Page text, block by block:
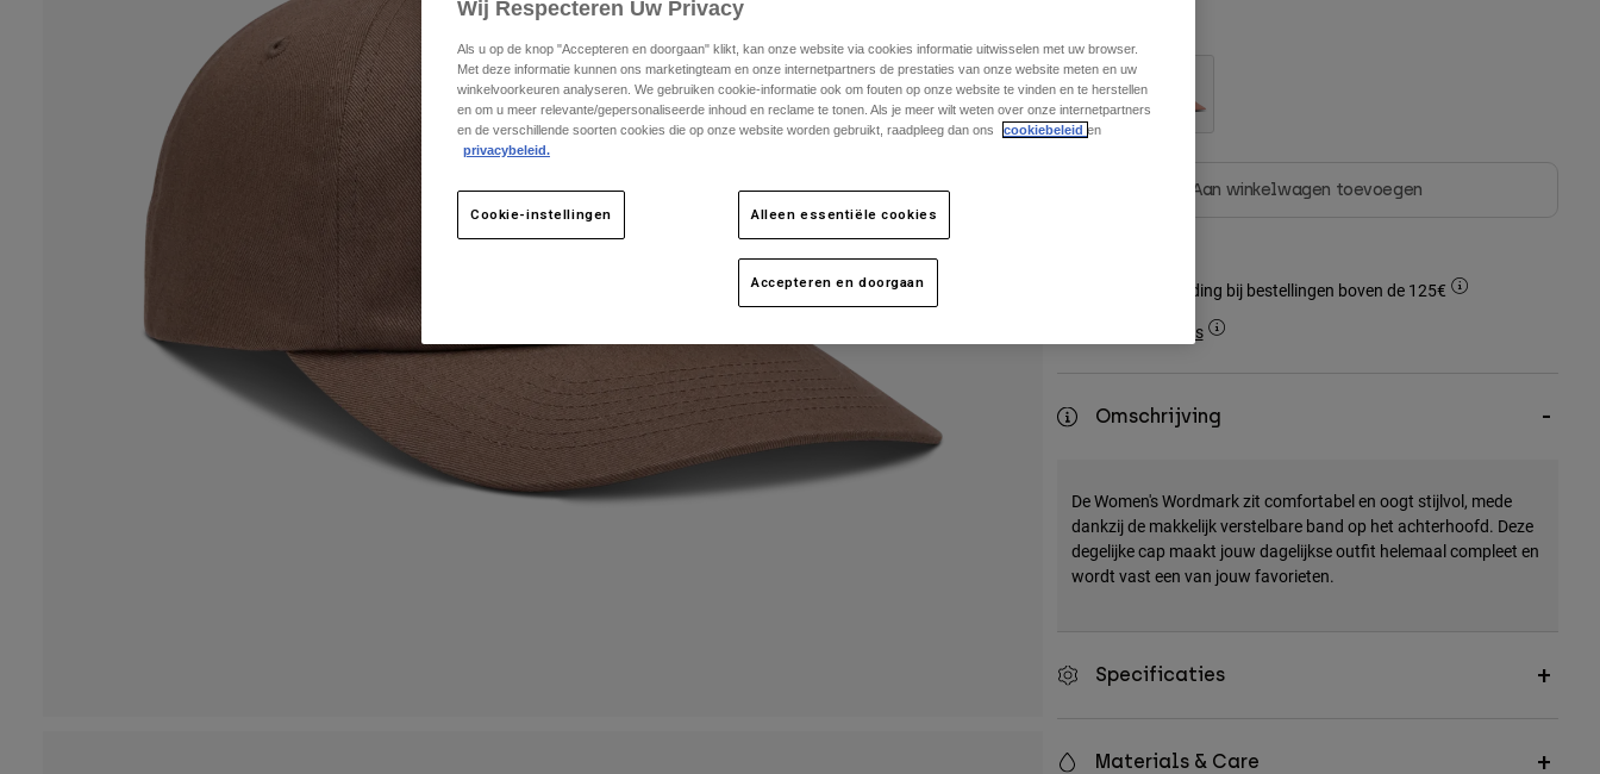
Aan winkelwagen toevoegen
Gratis verzending bij bestellingen boven de 125€
Simple Returns
Omschrijving
De Women's Wordmark zit comfortabel en oogt stijlvol, mede
dankzij de makkelijk verstelbare band op het achterhoofd. Deze
degelijke cap maakt jouw dagelijkse outfit helemaal compleet en
wordt vast een van jouw favorieten.
Specificaties
Materials & Care
Wij Respecteren Uw Privacy
Als u op de knop "Accepteren en doorgaan" klikt, kan onze website via cookies informatie uitwisselen met uw browser.
Met deze informatie kunnen ons marketingteam en onze internetpartners de prestaties van onze website meten en uw
winkelvoorkeuren analyseren. We gebruiken cookie-informatie ook om fouten op onze website te vinden en te herstellen
en om u meer relevante/gepersonaliseerde inhoud en reclame te tonen. Als je meer wilt weten over onze internetpartners
en de verschillende soorten cookies die op onze website worden gebruikt, raadpleeg dan ons
cookiebeleid en
privacybeleid.
Cookie-instellingen Alleen essentiële cookies
Accepteren en doorgaan